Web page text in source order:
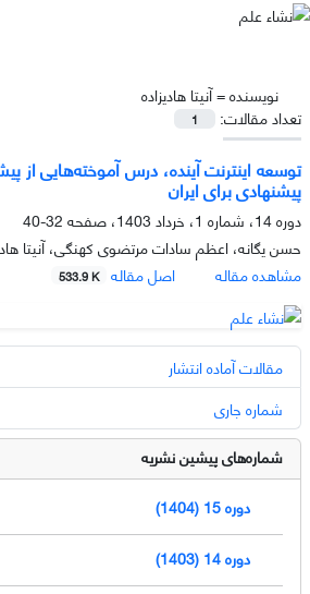
نویسنده =آنیتا هادیزاده
تعداد مقالات:
1
توسعه اینترنت آینده، درس آموخته‌هایی از
پیشنهادی برای ایران
دوره 14، شماره 1، خرداد 1403، صفحه
32-40
حسن یگانه، اعظم سادات مرتضوی کهنگی، آنیتا
مشاهده مقاله
اصل مقاله 533.9 K
مقالات آماده انتشار
شماره جاری
شماره‌های پیشین نشریه
دوره 15 (1404)
دوره 14 (1403)